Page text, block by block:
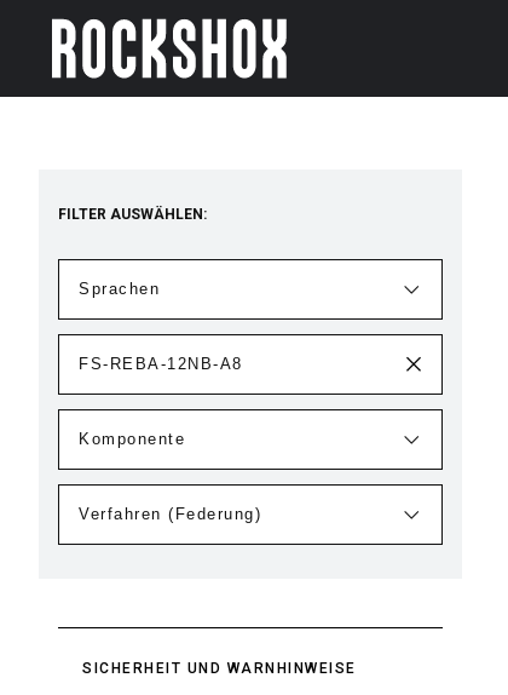
FILTER AUSWÄHLEN:
SICHERHEIT UND WARNHINWEISE